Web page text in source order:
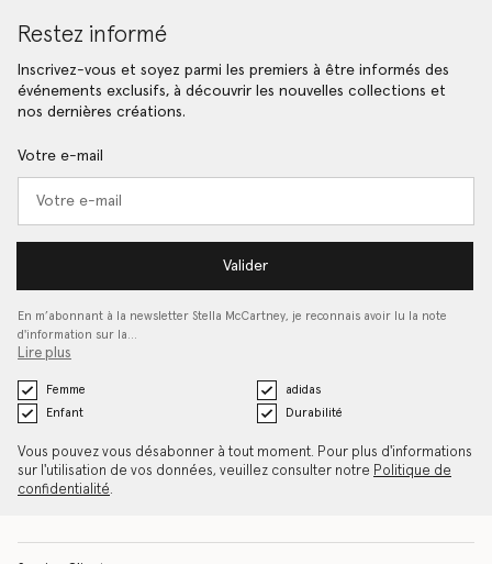
Restez informé
Inscrivez-vous et soyez parmi les premiers à être informés des
événements exclusifs, à découvrir les nouvelles collections et
nos dernières créations.
Votre e-mail
Valider
En m’abonnant à la newsletter Stella McCartney, je reconnais avoir lu la note
d'information sur la…
Lire plus
Femme
adidas
Enfant
Durabilité
Vous pouvez vous désabonner à tout moment. Pour plus d'informations
sur l'utilisation de vos données, veuillez consulter notre Politique de
confidentialité.